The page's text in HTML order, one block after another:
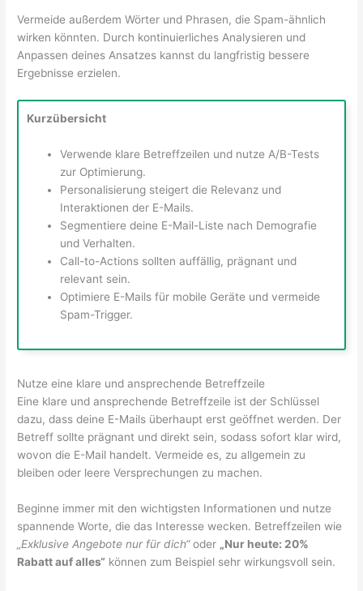
Vermeide außerdem Wörter und Phrasen, die Spam-ähnlich
wirken könnten. Durch kontinuierliches Analysieren und
Anpassen deines Ansatzes kannst du langfristig bessere
Ergebnisse erzielen.
Kurzübersicht
Verwende klare Betreffzeilen und nutze A/B-Tests
zur Optimierung.
Personalisierung steigert die Relevanz und
Interaktionen der E-Mails.
Segmentiere deine E-Mail-Liste nach Demografie
und Verhalten.
Call-to-Actions sollten auffällig, prägnant und
relevant sein.
Optimiere E-Mails für mobile Geräte und vermeide
Spam-Trigger.
Nutze eine klare und ansprechende Betreffzeile
Eine klare und ansprechende Betreffzeile ist der Schlüssel
dazu, dass deine E-Mails überhaupt erst geöffnet werden. Der
Betreff sollte prägnant und direkt sein, sodass sofort klar wird,
wovon die E-Mail handelt. Vermeide es, zu allgemein zu
bleiben oder leere Versprechungen zu machen.
Beginne immer mit den wichtigsten Informationen und nutze
spannende Worte, die das Interesse wecken. Betreffzeilen wie
„Exklusive Angebote nur für dich“oder „Nur heute: 20%
Rabatt auf alles“ können zum Beispiel sehr wirkungsvoll sein.